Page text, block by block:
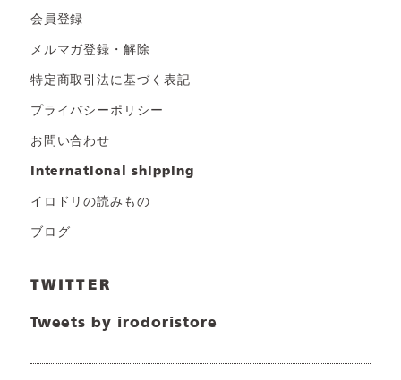
会員登録
メルマガ登録・解除
特定商取引法に基づく表記
プライバシーポリシー
お問い合わせ
international shipping
イロドリの読みもの
ブログ
TWITTER
Tweets by irodoristore